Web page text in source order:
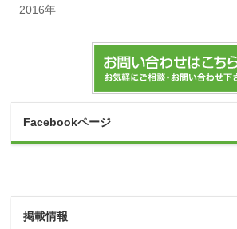
2016年
Facebookページ
掲載情報